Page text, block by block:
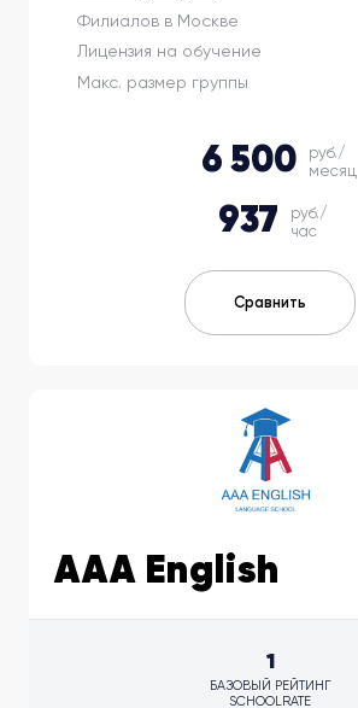
Филиалов в Москве
Макс. размер группы
Лицензия на обучение
6 500
руб./
месяц
937
руб./
час
Сравнить
AAA English
1
БАЗОВЫЙ РЕЙТИНГ
SCHOOLRATE